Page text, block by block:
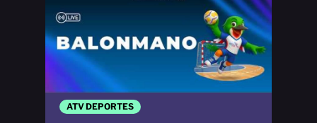
ATV DEPORTES